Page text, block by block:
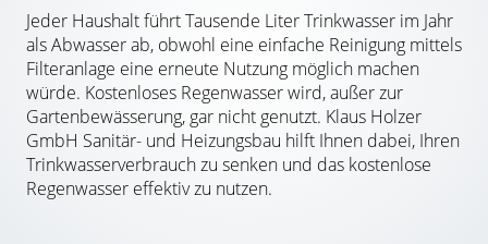
Jeder Haushalt führt Tausende Liter Trinkwasser im Jahr
als Abwasser ab, obwohl eine einfache Reinigung mittels
Filteranlage eine erneute Nutzung möglich machen
würde. Kostenloses Regenwasser wird, außer zur
Gartenbewässerung, gar nicht genutzt. Klaus Holzer
GmbH Sanitär- und Heizungsbau hilft Ihnen dabei, Ihren
Trinkwasserverbrauch zu senken und das kostenlose
Regenwasser effektiv zu nutzen.